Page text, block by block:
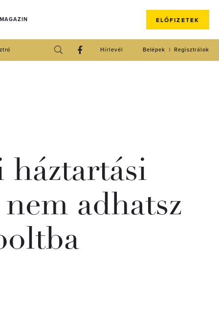
ELŐFIZETEK
Regisztrálok
Belépek
Hírlevél
háztartási
adhatsz